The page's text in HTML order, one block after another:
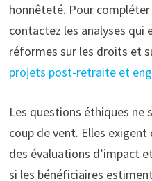
honnêteté. Pour
contactez les analyses qui
réformes sur les droits et
projets post-retraite et
Les questions éthiques ne
coup de vent. Elles
des évaluations d’impact
si les bénéficiaires